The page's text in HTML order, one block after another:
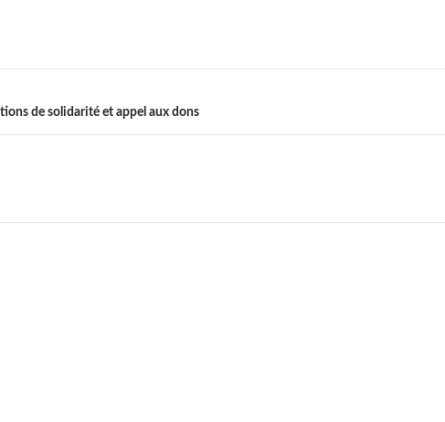
de solidarité et appel aux dons